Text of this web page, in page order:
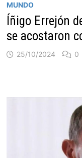
MUNDO
Íñigo Errejón
se acostaron
25/10/2024 0